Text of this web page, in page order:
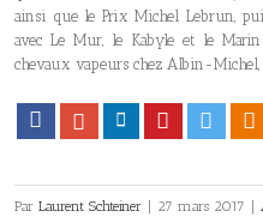
ainsi que le Prix Michel Lebrun,
avec Le Mur, le Kabyle et le
chevaux vapeurs chez Albin-Michel,
Facebook Google+
Par Laurent Schteiner 27 mars 2017